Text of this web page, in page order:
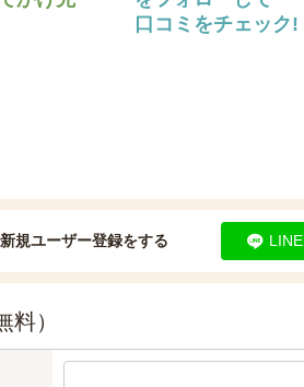
口コミをチェック!
規ユーザー登録をする LINE
料）